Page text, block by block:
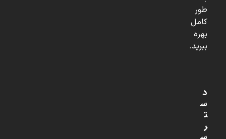
طور
کامل
بهره
ببرید.
د
س
ت
ر